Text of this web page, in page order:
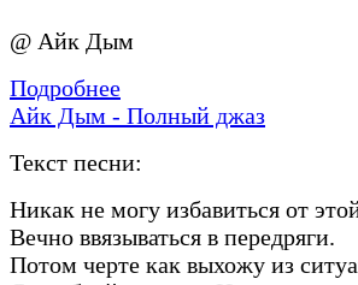
@ Айк Дым
Подробнее
Айк Дым - Полный джаз
Текст песни:
Никак не могу избавиться от
Вечно ввязываться в передряги.
Потом черте как выхожу из